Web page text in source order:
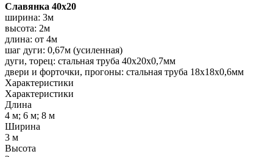
Славянка 40х20
ширина: 3м
высота: 2м
длина: от 4м
шаг дуги: 0,67м (усиленная)
дуги, торец: стальная труба 40х20х0,7мм
двери и форточки, прогоны: стальная труба 18х18х0,6мм
Характеристики
Характеристики
Длина
4 м; 6 м; 8 м
Ширина
3 м
Высота